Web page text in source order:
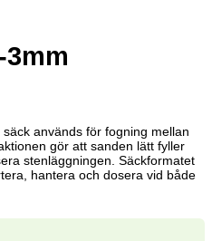
används för fogning mellan
gör att sanden lätt fyller
stenläggningen. Säckformatet
hantera och dosera vid både